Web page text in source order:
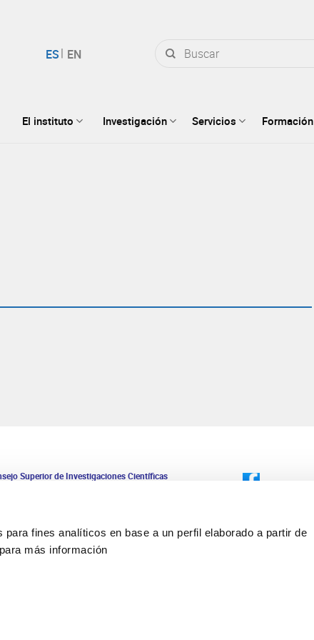
fines analíticos en base a un perfil elaborado a partir de
para más información
por:
El instituto Investigación Servicios Formación
Superior de Investigaciones Científicas
+ 34 965 23 37 00
+ 34 965 91 95 61